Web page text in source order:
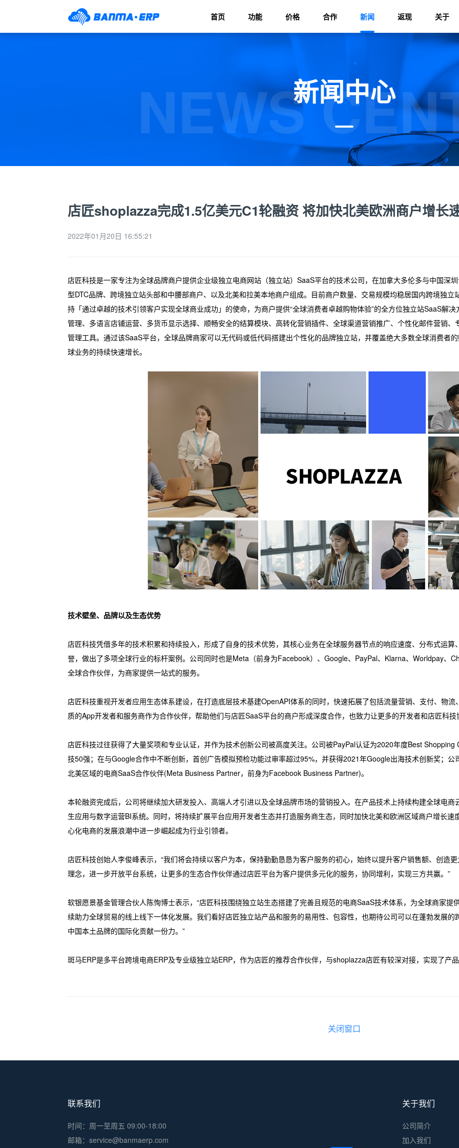
首页 功能 价格 合作 新闻 返现 关于
NEWS新闻中心
店匠shoplazza完成1.5亿美元C1轮融资 将加快北美欧洲商户增长
2022年01月20日 16:55:21
店匠科技是一家专注为全球品牌商户提供企业级独立电商网站（独立站）SaaS平台的技术公司，在加拿大多伦多与中国深
型DTC品牌、跨境独立站头部和中腰部商户、以及北美和拉美本地商户组成。目前商户数量、交易规模均稳居国内跨境独
持「通过卓越的技术引领客户实现全球商业成功」的使命，为商户提供“全球消费者卓越购物体验”的全方位独立站SaaS解
管理、多语言店铺运营、多货币显示选择、顺畅安全的结算模块、高转化营销插件、全球渠道营销推广、个性化邮件营销
管理工具。通过该SaaS平台，全球品牌商家可以无代码或低代码搭建出个性化的品牌独立站，并覆盖绝大多数全球消费者
球业务的持续快速增长。
技术壁垒、品牌以及生态优势
店匠科技凭借多年的技术积累和持续投入，形成了自身的技术优势，其核心业务在全球服务器节点的响应速度、分布式运
誉，做出了多项全球行业的标杆案例。公司同时也是Meta（前身为Facebook）、Google、PayPal、Klarna、Worldpay、
全球合作伙伴，为商家提供一站式的服务。
店匠科技重视开发者应用生态体系建设，在打造底层技术基建OpenAPI体系的同时，快速拓展了包括流量营销、支付、物
质的App开发者和服务商作为合作伙伴，帮助他们与店匠SaaS平台的商户形成深度合作，也致力让更多的开发者和店匠科
店匠科技过往获得了大量奖项和专业认证，并作为技术创新公司被高度关注。公司被PayPal认证为2020年度Best
技50强；在与Google合作中不断创新，首创广告模拟预检功能过审率超过95%，并获得2021年Google出海技术创新奖；
北美区域的电商SaaS合作伙伴(Meta Business Partner，前身为Facebook Business Partner)。
本轮融资完成后，公司将继续加大研发投入、高端人才引进以及全球品牌市场的营销投入。在产品技术上持续构建全球电
生应用与数字运营BI系统。同时，将持续扩展平台应用开发者生态并打造服务商生态，同时加快北美和欧洲区域商户增长
心化电商的发展浪潮中进一步崛起成为行业引领者。
店匠科技创始人李俊峰表示，“我们将会持续以客户为本，保持勤勤恳恳为客户服务的初心，始终以提升客户销售额、创造
理念，进一步开放平台系统，让更多的生态合作伙伴通过店匠平台为客户提供多元化的服务，协同增利，实现三方共赢。”
软银愿景基金管理合伙人陈恂博士表示，“店匠科技围绕独立站生态搭建了完善且规范的电商SaaS技术体系，为全球商家
续助力全球贸易的线上线下一体化发展。我们看好店匠独立站产品和服务的易用性、包容性，也期待公司可以在蓬勃发展
中国本土品牌的国际化贡献一份力。”
斑马ERP是多平台跨境电商ERP及专业级独立站ERP，作为店匠的推荐合作伙伴，与shoplazza店匠有较深对接，实现了产
关闭窗口
联系我们
时间：周一至周五 09:00-18:00
邮箱：service@banmaerp.com
关于我们
公司简介
加入我们